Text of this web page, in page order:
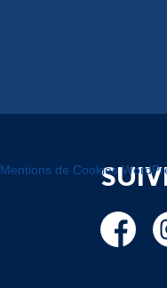
Mentions de Cookies